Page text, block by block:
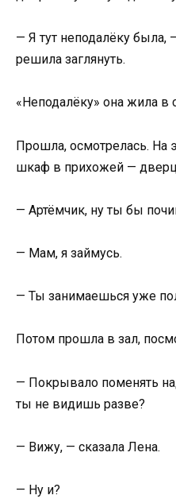
— Я тут неподалёку была,
решила заглянуть.
«Неподалёку» она жила в
Прошла, осмотрелась. На
шкаф в прихожей —
— Артёмчик, ну ты бы
— Мам, я займусь.
— Ты занимаешься уже
Потом прошла в зал,
— Покрывало поменять
ты не видишь разве?
— Вижу, — сказала Лена.
— Ну и?